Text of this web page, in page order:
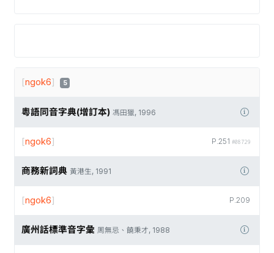
[ngok6] 5
粵語同音字典(增訂本) 馮田獵, 1996
P.251 #08729
[ngok6]
商務新詞典 黃港生, 1991
P.209
[ngok6]
廣州話標準音字彙 周無忌、饒秉才, 1988